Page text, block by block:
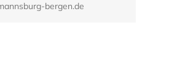
bergen.de